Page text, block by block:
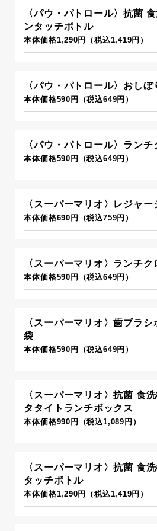
〈パウ・パトロール〉抗菌
ンタッチボトル
本体価格1,290円（税込1,419円）
〈パウ・パトロール〉おしぼ
本体価格590円（税込649円）
〈パウ・パトロール〉ランチ
本体価格590円（税込649円）
〈スーパーマリオ〉レジャー
本体価格690円（税込759円）
〈スーパーマリオ〉ランチク
本体価格590円（税込649円）
〈スーパーマリオ〉歯ブラ
袋
本体価格590円（税込649円）
〈スーパーマリオ〉抗菌 食
タタイトランチボックス
本体価格990円（税込1,089円）
〈スーパーマリオ〉抗菌 食
タッチボトル
本体価格1,290円（税込1,419円）